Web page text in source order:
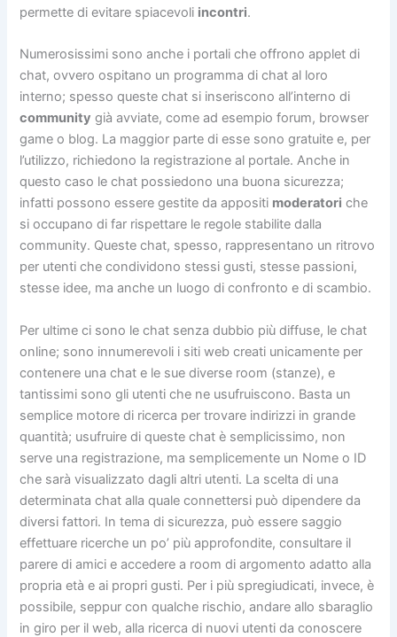
permette di evitare spiacevoli incontri.
Numerosissimi sono anche i portali che offrono applet di
chat, ovvero ospitano un programma di chat al loro
interno; spesso queste chat si inseriscono all’interno di
community già avviate, come ad esempio forum, browser
game o blog. La maggior parte di esse sono gratuite e, per
l’utilizzo, richiedono la registrazione al portale. Anche in
questo caso le chat possiedono una buona sicurezza;
infatti possono essere gestite da appositi moderatori che
si occupano di far rispettare le regole stabilite dalla
community. Queste chat, spesso, rappresentano un ritrovo
per utenti che condividono stessi gusti, stesse passioni,
stesse idee, ma anche un luogo di confronto e di scambio.
Per ultime ci sono le chat senza dubbio più diffuse, le chat
online; sono innumerevoli i siti web creati unicamente per
contenere una chat e le sue diverse room (stanze), e
tantissimi sono gli utenti che ne usufruiscono. Basta un
semplice motore di ricerca per trovare indirizzi in grande
quantità; usufruire di queste chat è semplicissimo, non
serve una registrazione, ma semplicemente un Nome o ID
che sarà visualizzato dagli altri utenti. La scelta di una
determinata chat alla quale connettersi può dipendere da
diversi fattori. In tema di sicurezza, può essere saggio
effettuare ricerche un po’ più approfondite, consultare il
parere di amici e accedere a room di argomento adatto alla
propria età e ai propri gusti. Per i più spregiudicati, invece, è
possibile, seppur con qualche rischio, andare allo sbaraglio
in giro per il web, alla ricerca di nuovi utenti da conoscere